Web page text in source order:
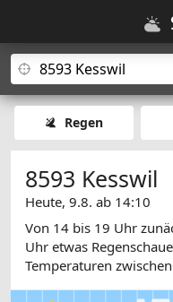
Regen
8593 Kesswil
Heute, 9.8. ab 14:10
Von 14 bis 19 Uhr
Uhr etwas
Temperaturen